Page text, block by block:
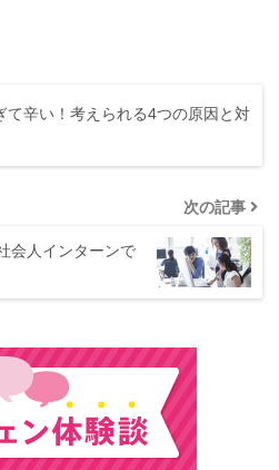
て辛い！考えられる4つの原因と対
次の記事
会人インターンで